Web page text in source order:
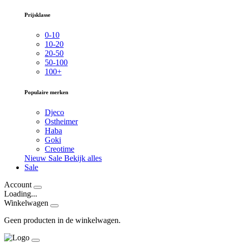
Prijsklasse
0-10
10-20
20-50
50-100
100+
Populaire merken
Djeco
Ostheimer
Haba
Goki
Creotime
Nieuw Sale Bekijk alles
Sale
Account
Loading...
Winkelwagen
Geen producten in de winkelwagen.